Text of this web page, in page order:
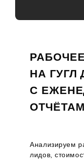
НА ГУГЛ
С
Анализируем
лидов,